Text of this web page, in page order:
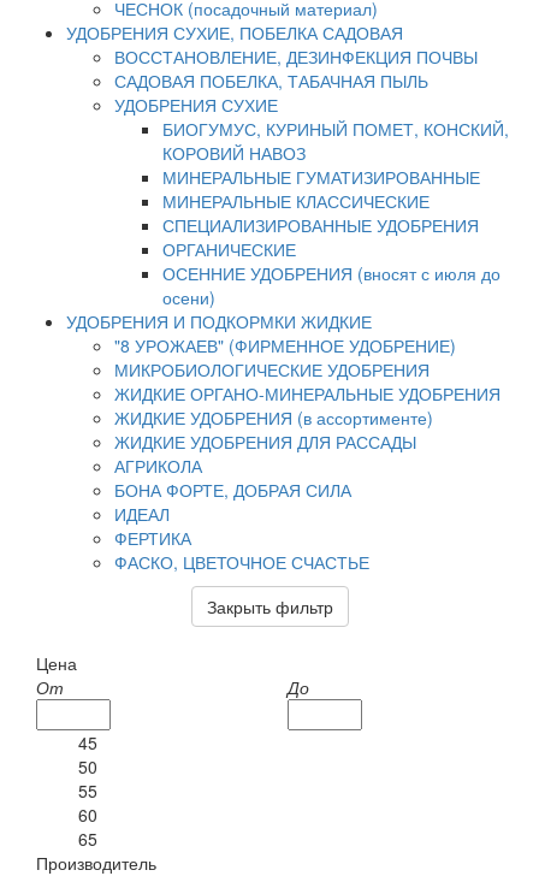
ЧЕСНОК (посадочный материал)
УДОБРЕНИЯ СУХИЕ, ПОБЕЛКА САДОВАЯ
ВОССТАНОВЛЕНИЕ, ДЕЗИНФЕКЦИЯ ПОЧВЫ
САДОВАЯ ПОБЕЛКА, ТАБАЧНАЯ ПЫЛЬ
УДОБРЕНИЯ СУХИЕ
БИОГУМУС, КУРИНЫЙ ПОМЕТ, КОНСКИЙ,
КОРОВИЙ НАВОЗ
МИНЕРАЛЬНЫЕ ГУМАТИЗИРОВАННЫЕ
МИНЕРАЛЬНЫЕ КЛАССИЧЕСКИЕ
СПЕЦИАЛИЗИРОВАННЫЕ УДОБРЕНИЯ
ОРГАНИЧЕСКИЕ
ОСЕННИЕ УДОБРЕНИЯ (вносят с июля до
осени)
УДОБРЕНИЯ И ПОДКОРМКИ ЖИДКИЕ
"8 УРОЖАЕВ" (ФИРМЕННОЕ УДОБРЕНИЕ)
МИКРОБИОЛОГИЧЕСКИЕ УДОБРЕНИЯ
ЖИДКИЕ ОРГАНО-МИНЕРАЛЬНЫЕ УДОБРЕНИЯ
ЖИДКИЕ УДОБРЕНИЯ (в ассортименте)
ЖИДКИЕ УДОБРЕНИЯ ДЛЯ РАССАДЫ
АГРИКОЛА
БОНА ФОРТЕ, ДОБРАЯ СИЛА
ИДЕАЛ
ФЕРТИКА
ФАСКО, ЦВЕТОЧНОЕ СЧАСТЬЕ
Закрыть фильтр
Цена
От
До
45
50
55
60
65
Производитель